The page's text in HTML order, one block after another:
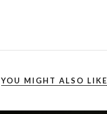
YOU MIGHT ALSO LIKE